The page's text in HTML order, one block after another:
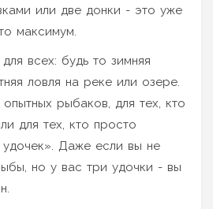
или две донки - это уже
максимум.
всех: будь то зимняя
ловля на реке или озере.
рыбаков, для тех, кто
для тех, кто просто
Даже если вы не
но у вас три удочки - вы